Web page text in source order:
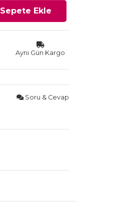
Sepete Ekle
Aynı Gün Kargo
Soru & Cevap